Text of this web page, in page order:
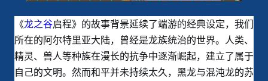
《龙之谷启程》的故事背景延续了端游的经典设定，我们
所在的阿尔特里亚大陆，曾经是龙族统治的世界。人类、
精灵、兽人等种族在漫长的抗争中逐渐崛起，建立了属于
自己的文明。然而和平并未持续太久，黑龙与混沌龙的苏